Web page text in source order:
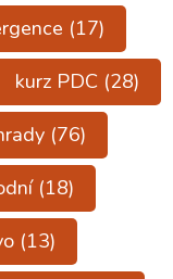
(17)
kurz PDC (28)
(76)
(18)
(13)